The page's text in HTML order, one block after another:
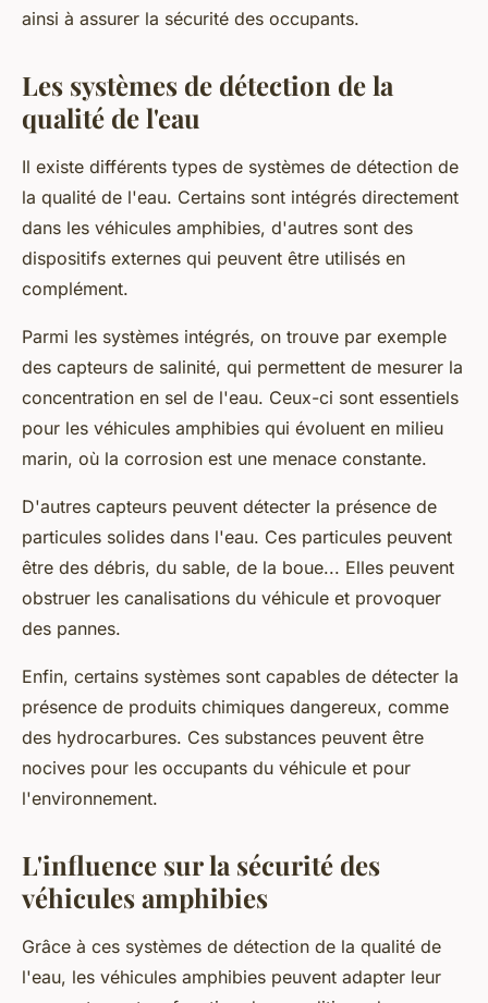
ainsi à assurer la sécurité des occupants.
Les systèmes de détection de la
qualité de l'eau
Il existe différents types de systèmes de détection de
la qualité de l'eau. Certains sont intégrés directement
dans les véhicules amphibies, d'autres sont des
dispositifs externes qui peuvent être utilisés en
complément.
Parmi les systèmes intégrés, on trouve par exemple
des capteurs de salinité, qui permettent de mesurer la
concentration en sel de l'eau. Ceux-ci sont essentiels
pour les véhicules amphibies qui évoluent en milieu
marin, où la corrosion est une menace constante.
D'autres capteurs peuvent détecter la présence de
particules solides dans l'eau. Ces particules peuvent
être des débris, du sable, de la boue... Elles peuvent
obstruer les canalisations du véhicule et provoquer
des pannes.
Enfin, certains systèmes sont capables de détecter la
présence de produits chimiques dangereux, comme
des hydrocarbures. Ces substances peuvent être
nocives pour les occupants du véhicule et pour
l'environnement.
L'influence sur la sécurité des
véhicules amphibies
Grâce à ces systèmes de détection de la qualité de
l'eau, les véhicules amphibies peuvent adapter leur